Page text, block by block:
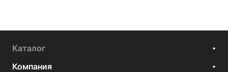
Каталог
Компания